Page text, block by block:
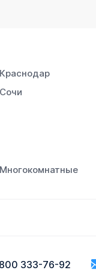
Краснодар
Сочи
Многокомнатные
333-76-92